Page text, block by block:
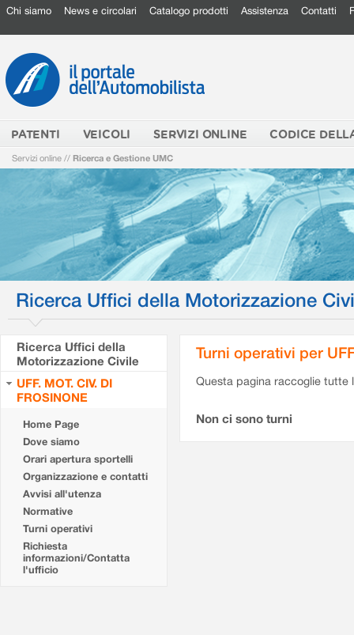
Chi siamo News e circolari Catalogo prodotti Assistenza Contatti
PATENTI VEICOLI SERVIZI ONLINE CODICE
Servizi online // Ricerca e Gestione UMC
Ricerca Uffici della Motorizzazione
Ricerca Uffici della
Motorizzazione Civile
UFF. MOT. CIV. DI
FROSINONE
Home Page
Dove siamo
Orari apertura sportelli
Organizzazione e contatti
Avvisi all'utenza
Normative
Turni operativi
Richiesta
informazioni/Contatta
l'ufficio
Turni operativi per
Questa pagina raccoglie tutte
Non ci sono turni